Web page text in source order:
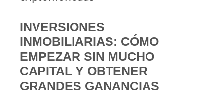
INVERSIONES
INMOBILIARIAS: CÓMO
EMPEZAR SIN MUCHO
CAPITAL Y OBTENER
GRANDES GANANCIAS